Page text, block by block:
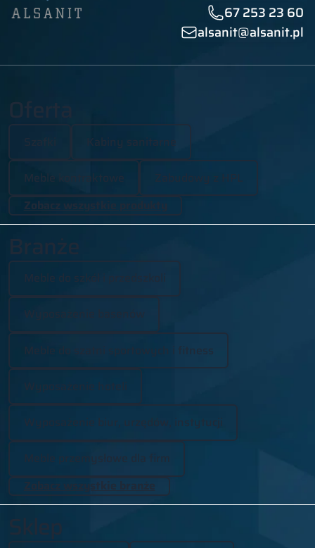
67 253 23 60
alsanit@alsanit.pl
Oferta
Kabiny sanitarne
Meble kontraktowe
Zobacz wszystkie produkty
Branże
Meble do szkół i przedszkoli
Wyposażenie basenów
Meble do szatni sportowych i fitness
Meble przemysłowe dla firm
Zobacz wszystkie branże